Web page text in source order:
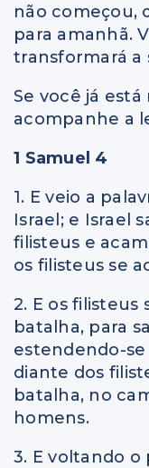
não começou,
para amanhã.
transformará a
Se você já
acompanhe a
1 Samuel 4
1. E veio a
Israel; e Israel
filisteus e
os filisteus se
2. E os filisteus
batalha, para
estendendo-
diante dos
batalha, no
homens.
3. E voltando o